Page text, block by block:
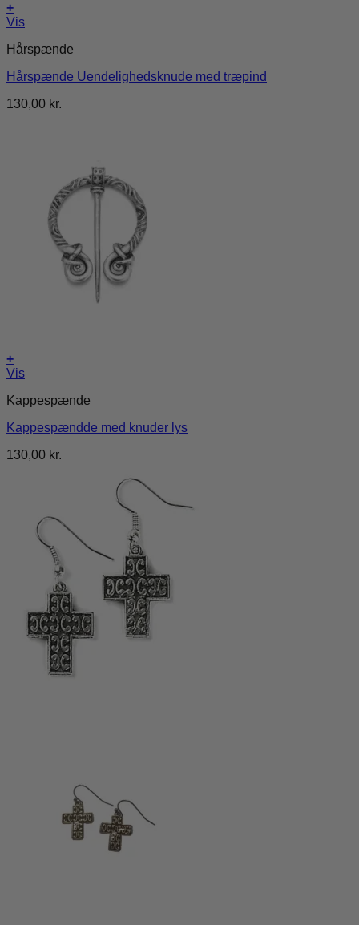
+
Vis
Hårspænde
Hårspænde Uendelighedsknude med træpind
130,00 kr.
+
Vis
Kappespænde
Kappespændde med knuder lys
130,00 kr.